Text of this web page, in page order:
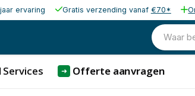
ervaring Gratis verzending vanaf €70*
Waar
➜ Offerte aanvragen